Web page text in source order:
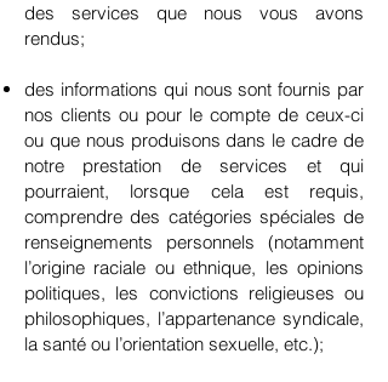
des services que nous vous avons
rendus;
des informations qui nous sont fournis par
nos clients ou pour le compte de ceux-ci
ou que nous produisons dans le cadre de
notre prestation de services et qui
pourraient, lorsque cela est requis,
comprendre des catégories spéciales de
renseignements personnels (notamment
l’origine raciale ou ethnique, les opinions
politiques, les convictions religieuses ou
philosophiques, l’appartenance syndicale,
la santé ou l’orientation sexuelle, etc.);